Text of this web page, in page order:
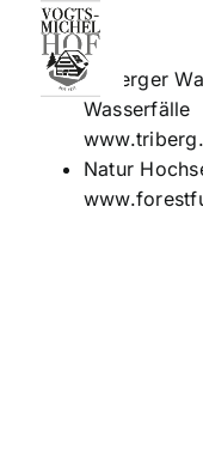
Inhalt
springen Triberger
Wasserfälle
Natur